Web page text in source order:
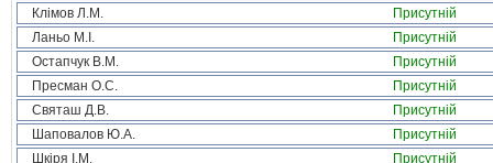
Клімов Л.М.
Присутній
Ланьо М.І.
Присутній
Остапчук В.М.
Присутній
Пресман О.С.
Присутній
Святаш Д.В.
Присутній
Шаповалов Ю.А.
Присутній
Шкіря І.М.
Присутній